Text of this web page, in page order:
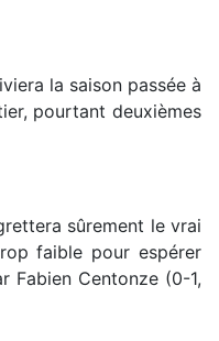
la saison passée à
pourtant deuxièmes
sûrement le vrai
faible pour espérer
Fabien Centonze (0-1,